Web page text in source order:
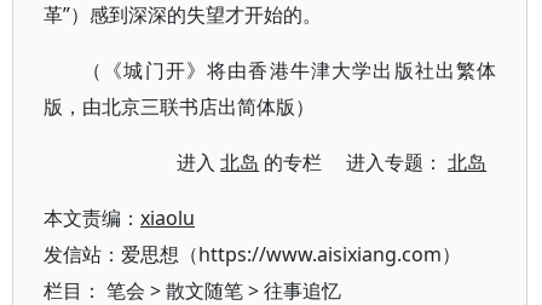
革”）感到深深的失望才开始的。
（《城门开》将由香港牛津大学出版社出繁体
版，由北京三联书店出简体版）
进入北岛 的专栏 进入专题：北岛
本文责编： xiaolu
发信站：爱思想（https://www.aisixiang.com）
栏目： 笔会 >散文随笔>往事追忆